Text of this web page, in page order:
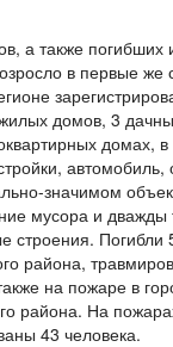
НАСЕЛЕНИЯ
КОНТРОЛЬ
а также
в первые же
домов, 3
домах, в
значимом
мусора и дважды
строения. Погибли
района,
на пожаре в
района. На
43 человека.